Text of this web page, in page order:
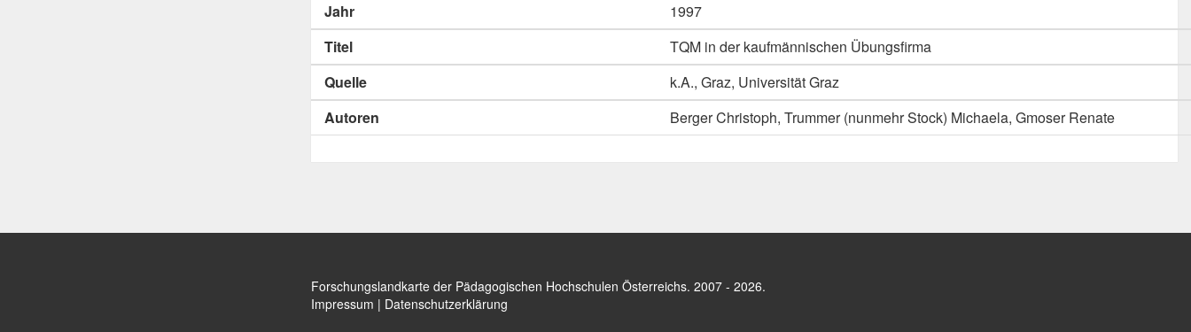
Jahr
1997
Titel
TQM in der kaufmännischen Übungsfirma
Quelle
k.A., Graz, Universität Graz
Autoren
Berger Christoph, Trummer (nunmehr Stock) Michaela, Gmoser Renate
Forschungslandkarte der Pädagogischen Hochschulen Österreichs. 2007 - 2026.
Impressum | Datenschutzerklärung